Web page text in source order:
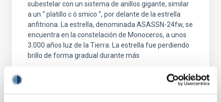
subestelar con un sistema de anillos gigante, similar
a un “ platillo c ó smico ”, por delante de la estrella
anfitriona. La estrella, denominada ASASSN-24fw, se
encuentra en la constelación de Monoceros, a unos
3.000 años luz de la Tierra. La estrella fue perdiendo
brillo de forma gradual durante más
12/02/2026 - 16:52:44